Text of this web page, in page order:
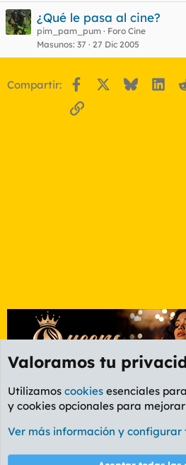
¿Qué le pasa al cine?
pim_pam_pum
Foro Cine
Masunos 37 27 Dic 2005
Compartir: Facebook Bluesky
Enlace
Foro General
Cookies
PL OLDSTYLE
Valoramos tu
Utilizamos cookies esenciales
y cookies opcionales para
Ver más información y configurar